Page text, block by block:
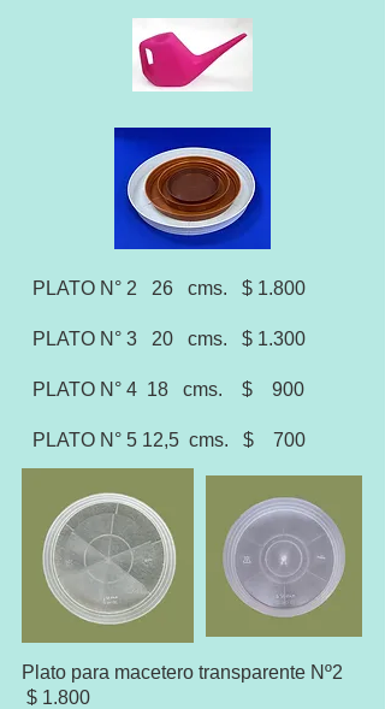
PLATO N° 2 26 cms. $ 1.800
PLATO N° 3 20 cms. $ 1.300
PLATO N° 4 18 cms. $ 900
PLATO N° 5 12,5 cms. $ 700
Plato para macetero transparente Nº2
$ 1.800